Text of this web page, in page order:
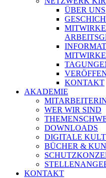
ÜBER UNS
KONTAKT
AKADEMIE
WER WIR SIND
DOWNLOADS
DIGITALE
BÜCHER &
KONTAKT